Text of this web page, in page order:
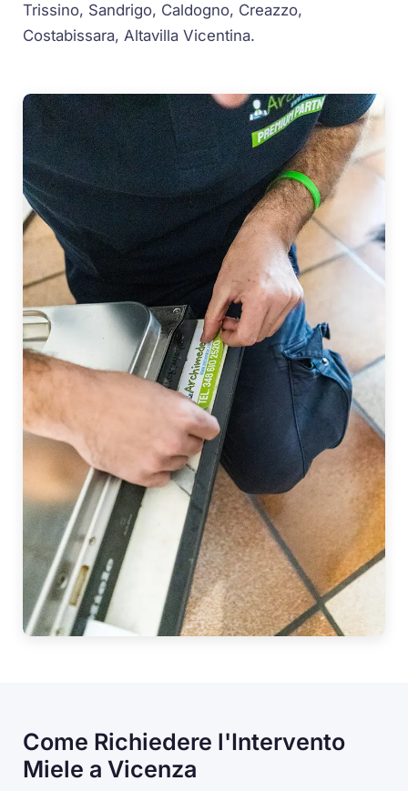
Trissino, Sandrigo, Caldogno, Creazzo,
Costabissara, Altavilla Vicentina.
Come Richiedere l'Intervento
Miele a Vicenza